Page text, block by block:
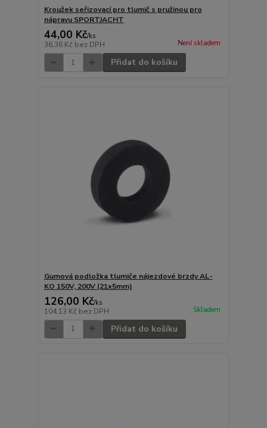
Kroužek seřizovací pro tlumič s pružinou pro
nápravu SPORTJACHT
44,00 Kč/ks
36,36 Kč bez DPH Není skladem
Přidat do košíku
Gumová podložka tlumiče nájezdové brzdy AL-
KO 150V, 200V (21x5mm)
126,00 Kč/ks
104,13 Kč bez DPH Skladem
Přidat do košíku